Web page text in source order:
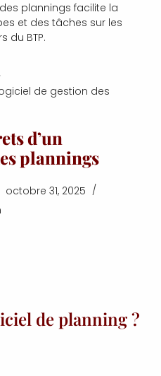
plannings facilite la
et des tâches sur les
du BTP.
de gestion des
d’un
plannings
octobre 31, 2025
de planning ?